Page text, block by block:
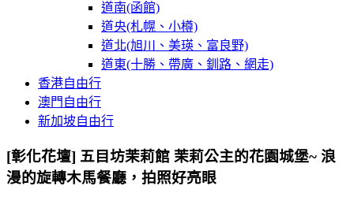
道南(函館)
道央(札幌、小樽)
道北(旭川、美瑛、富良野)
道東(十勝、帶廣、釧路、網走)
香港自由行
澳門自由行
新加坡自由行
[彰化花壇] 五目坊茉莉館 茉莉公主的花園城堡~ 浪
漫的旋轉木馬餐廳，拍照好亮眼